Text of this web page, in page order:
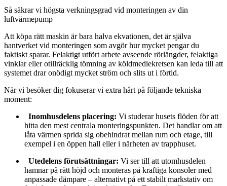
Så säkrar vi högsta verkningsgrad vid monteringen av din
luftvärmepump
Att köpa rätt maskin är bara halva ekvationen, det är själva
hantverket vid monteringen som avgör hur mycket pengar du
faktiskt sparar. Felaktigt utfört arbete avseende rörlängder, felaktiga
vinklar eller otillräcklig tömning av köldmediekretsen kan leda till att
systemet drar onödigt mycket ström och slits ut i förtid.
När vi besöker dig fokuserar vi extra hårt på följande tekniska
moment:
Inomhusdelens placering: Vi studerar husets flöden för att
hitta den mest centrala monteringspunkten. Det handlar om att
låta värmen sprida sig obehindrat mellan rum och etage, till
exempel i en öppen hall eller i närheten av trapphuset.
Utedelens förutsättningar: Vi ser till att utomhusdelen
hamnar på rätt höjd och monteras på kraftiga konsoler med
anpassade dämpare – alternativt på ett stabilt markstativ om